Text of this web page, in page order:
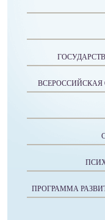
ВСЕРОССИЙСКАЯ
ПРОГРАММА